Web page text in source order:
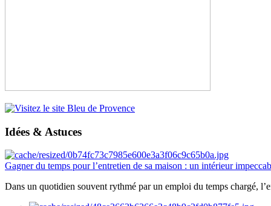
Idées & Astuces
Gagner du temps pour l’entretien de sa maison : un intérieur
Dans un quotidien souvent rythmé par un emploi du temps chargé,